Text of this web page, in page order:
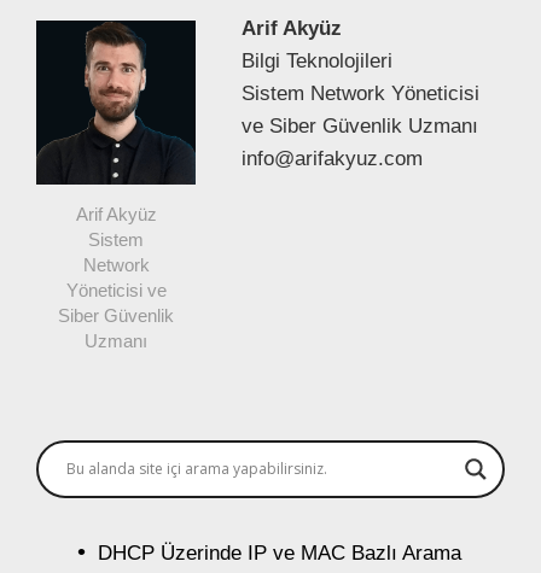
Arif Akyüz
Sistem
Network
Yöneticisi ve
Siber Güvenlik
Uzmanı
Arif Akyüz
Bilgi Teknolojileri
Sistem Network Yöneticisi
ve Siber Güvenlik Uzmanı
info@arifakyuz.com
DHCP Üzerinde IP ve MAC Bazlı Arama